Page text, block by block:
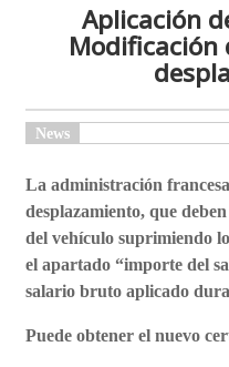
Aplicación
Modificación
News
La administración
desplazamiento, que
del vehículo suprimiendo
el apartado “importe del
salario bruto aplicado
Puede obtener el nuevo